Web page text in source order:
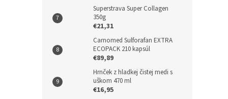
Superstrava Super Collagen
350g
€21,31
Carnomed Sulforafan EXTRA
ECOPACK 210 kapsúl
€89,89
Hrnček z hladkej čistej medi s
uškom 470 ml
€16,95